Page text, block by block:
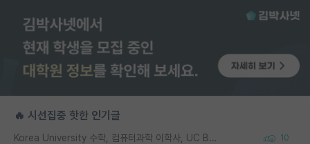
🔥 시선집중 핫한 인기글
Korea University 수학, 컴퓨터과학 이학사, UC Berkeley 산업공학 대학원 공학박사가 되는 것은 쉽지 않겠죠? 10